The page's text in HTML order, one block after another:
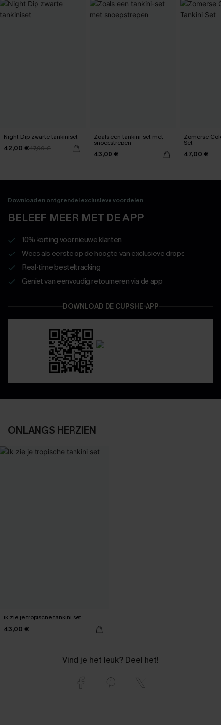
Night Dip zwarte tankiniset
42,00 €47,00 €
Zoals een tankini-set met
snoepstrepen
43,00 €
Zomerse
Set
47,00 €
Download en ontgrendel exclusieve voordelen
BELEEF MEER MET DE APP
10% korting voor nieuwe klanten
Wees als eerste op de hoogte van exclusieve drops
Real-time besteltracking
Geniet van eenvoudig retourneren via de app
DOWNLOAD DE CUPSHE-APP
ONLANGS HERZIEN
Ik zie je tropische tankini set
43,00 €
Vind je het leuk? Deel het!